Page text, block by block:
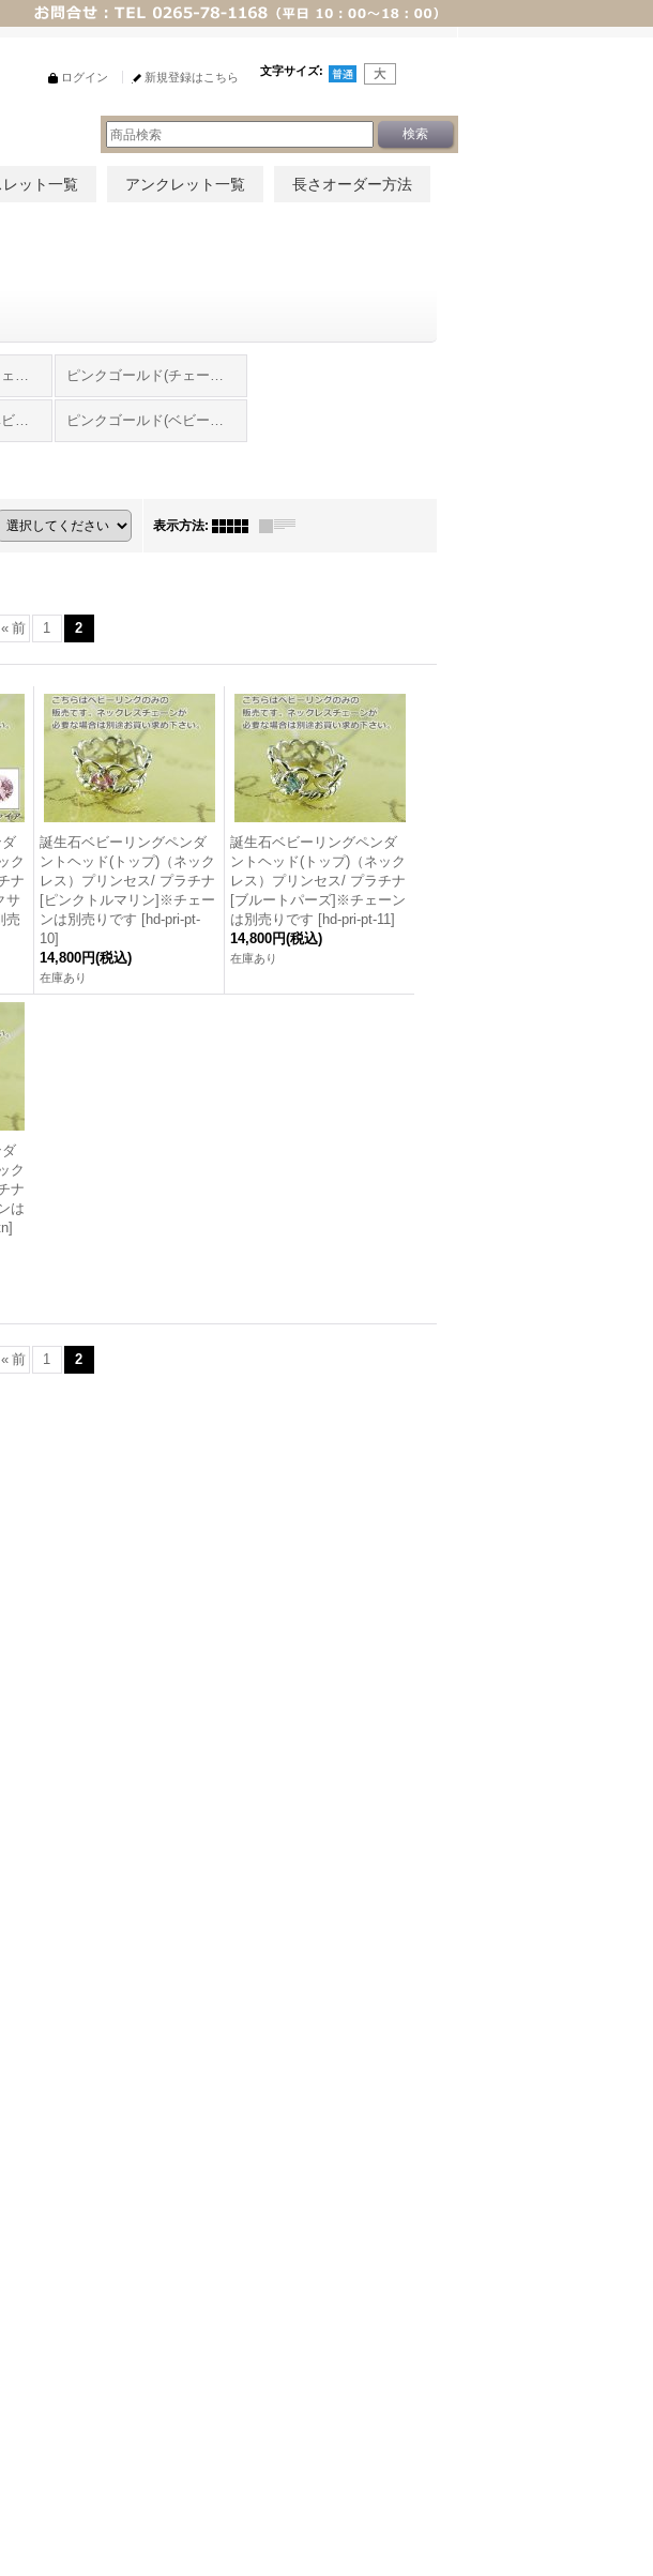
文字サイズ:
ログイン 新規登録はこちら
レット一覧 アンクレット一覧 長さオーダー方法
ホワイトゴールド(チェーン付き) ピンクゴールド(チェーン付き)
ホワイトゴールド(ベビーリングのみ) ピンクゴールド(ベビーリングのみ)
表示方法:
« 前 1 2
ク
ナ
サ
売
誕生石ベビーリングペンダ
ントヘッド(トップ)（ネック
レス）プリンセス/ プラチナ
[ピンクトルマリン]※チェー
ンは別売りです [hd-pri-pt-
10]
14,800円(税込)
在庫あり
誕生石ベビーリングペンダ
ントヘッド(トップ)（ネック
レス）プリンセス/ プラチナ
[ブルートパーズ]※チェーン
は別売りです [hd-pri-pt-11]
14,800円(税込)
在庫あり
ク
ナ
は
]
« 前 1 2